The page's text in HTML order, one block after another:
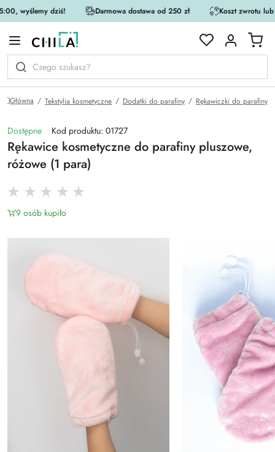
wyślemy dziś! Darmowa dostawa od 250 zł Koszt zwrotu
Główna Tekstylia kosmetyczne Dodatki do parafiny Rękawiczki do parafiny
Dostępne Kod produktu: 01727
Rękawice kosmetyczne do parafiny pluszowe,
różowe (1 para)
9 osób kupiło